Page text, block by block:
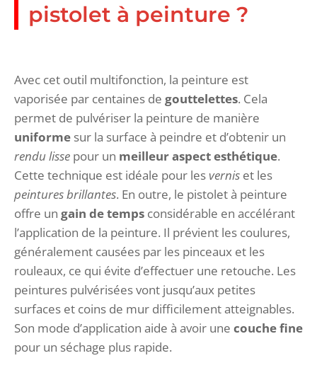
pistolet à peinture ?
Avec cet outil multifonction, la peinture est
vaporisée par centaines de gouttelettes. Cela
permet de pulvériser la peinture de manière
uniforme sur la surface à peindre et d’obtenir un
rendu lisse pour un meilleur aspect esthétique.
Cette technique est idéale pour les vernis et les
peintures brillantes. En outre, le pistolet à peinture
offre un gain de temps considérable en accélérant
l’application de la peinture. Il prévient les coulures,
généralement causées par les pinceaux et les
rouleaux, ce qui évite d’effectuer une retouche. Les
peintures pulvérisées vont jusqu’aux petites
surfaces et coins de mur difficilement atteignables.
Son mode d’application aide à avoir une couche fine
pour un séchage plus rapide.